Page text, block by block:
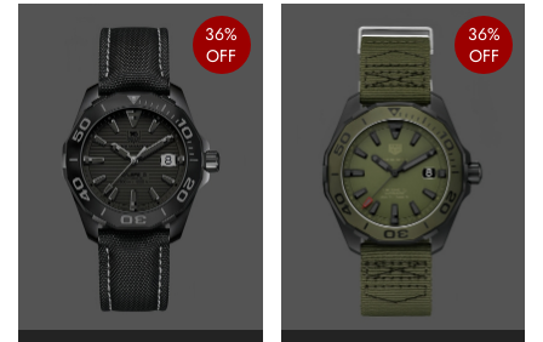
36%
OFF
36%
OFF